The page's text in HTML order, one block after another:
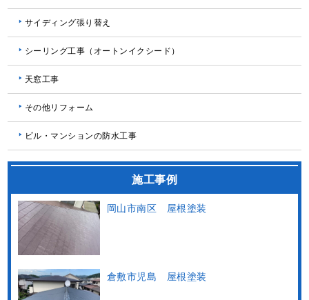
サイディング張り替え
シーリング工事（オートンイクシード）
天窓工事
その他リフォーム
ビル・マンションの防水工事
施工事例
岡山市南区 屋根塗装
倉敷市児島 屋根塗装